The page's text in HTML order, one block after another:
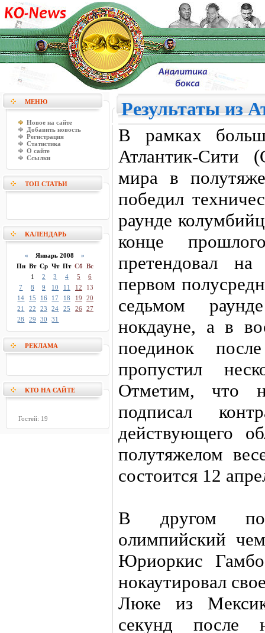
МЕНЮ
Новое на сайте
Добавить новость
Регистрация
Статистика
О сайте
Ссылки
ТОП СТАТЬИ
КАЛЕНДАРЬ
« Январь 2008»
Пн Вт Ср Чт Пт Сб Вс
1
2 3 4 5
6
7
8 9 10 11 12
13
14
15 16 17 18 19
20
21
22 23 24 25 26 27
28
29 30 31
РЕКЛАМА
КТО НА САЙТЕ
Гостей: 19
Результаты из
В рамках
Атлантик-
мира в
победил
раунде
конце
претендовал
первом
седьмом
нокдауне, а в
поединок
пропустил
Отметим, что
подписал
действующего
полутяжелом
состоится 12
В другом
олимпийский
Юриоркис
нокаутировал
Люке из
секунд после